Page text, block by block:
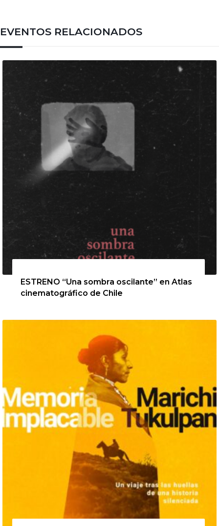
EVENTOS RELACIONADOS
ESTRENO “Una sombra oscilante” en Atlas
cinematográfico de Chile